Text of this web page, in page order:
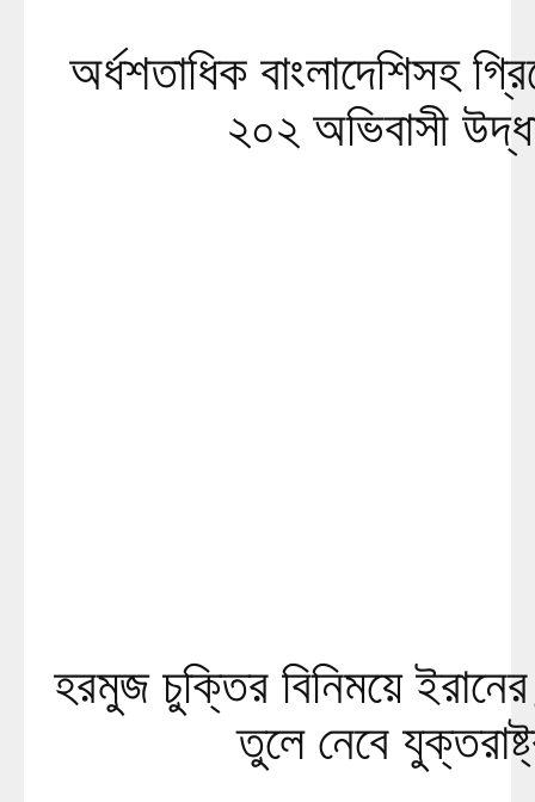
অর্ধশতাধিক বাংলাদেশিসহ
২০২ অভিবাসী
হরমুজ চুক্তির বিনিময়ে
তুলে নেবে